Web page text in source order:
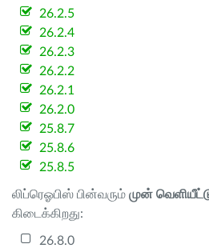
26.2.5
26.2.4
26.2.3
26.2.2
26.2.1
26.2.0
25.8.7
25.8.6
25.8.5
லிப்ரெஓபிஸ் பின்வரும் முன்
கிடைக்கிறது:
26.8.0